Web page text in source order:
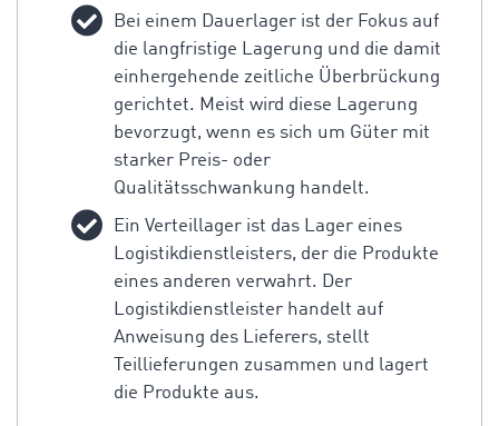
Bei einem Dauerlager ist der Fokus auf
die langfristige Lagerung und die damit
einhergehende zeitliche Überbrückung
gerichtet. Meist wird diese Lagerung
bevorzugt, wenn es sich um Güter mit
starker Preis- oder
Qualitätsschwankung handelt.
Ein Verteillager ist das Lager eines
Logistikdienstleisters, der die Produkte
eines anderen verwahrt. Der
Logistikdienstleister handelt auf
Anweisung des Lieferers, stellt
Teillieferungen zusammen und lagert
die Produkte aus.